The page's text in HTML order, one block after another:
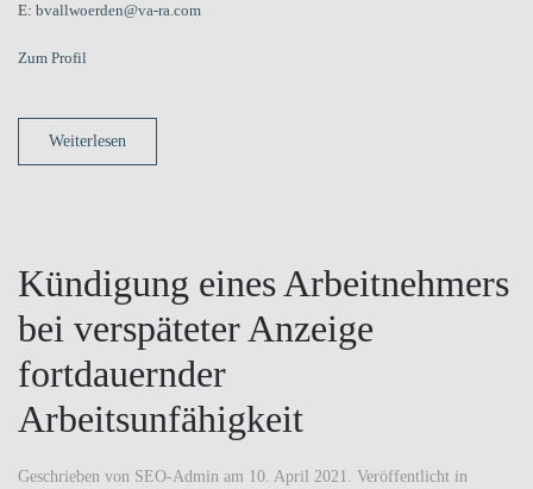
E: bvallwoerden@va-ra.com
Zum Profil
Weiterlesen
Kündigung eines Arbeitnehmers
bei verspäteter Anzeige
fortdauernder
Arbeitsunfähigkeit
Geschrieben von SEO-Admin am 10. April 2021. Veröffentlicht in